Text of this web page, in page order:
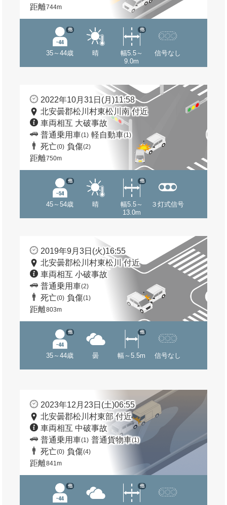
距離744m
35～44歳
他
晴
幅5.5～
9.0m
他
信号なし
2022年10月31日(月)11:58
北安曇郡松川村東松川南 付近
車両相互 大破事故
普通乗用車(1) 軽自動車(1)
死亡(0) 負傷(2)
距離750m
45～54歳
他
晴
幅5.5～
13.0m
他
３灯式信号
2019年9月3日(火)16:55
北安曇郡松川村東松川 付近
車両相互 小破事故
普通乗用車(2)
死亡(0) 負傷(1)
距離803m
35～44歳
他
曇 幅～5.5m
他
信号なし
2023年12月23日(土)06:55
北安曇郡松川村東部 付近
車両相互 中破事故
普通乗用車(1) 普通貨物車(1)
死亡(0) 負傷(4)
距離841m
他 他